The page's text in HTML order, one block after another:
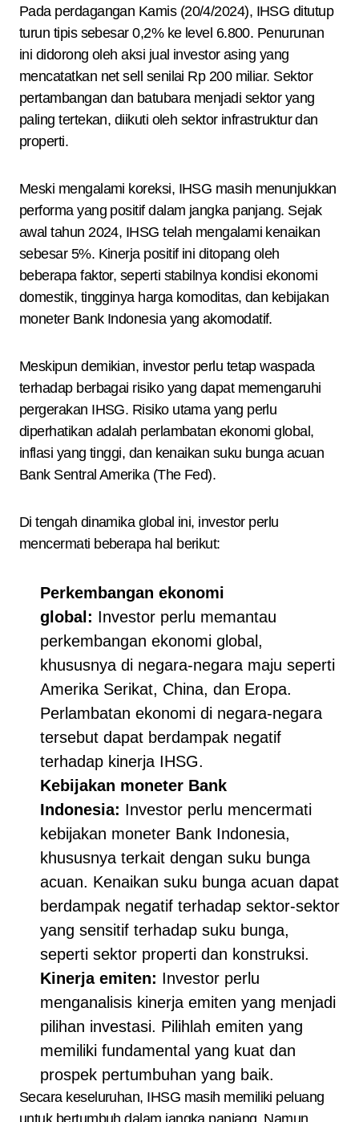
Pada perdagangan Kamis (20/4/2024), IHSG ditutup
turun tipis sebesar 0,2% ke level 6.800. Penurunan
ini didorong oleh aksi jual investor asing yang
mencatatkan net sell senilai Rp 200 miliar. Sektor
pertambangan dan batubara menjadi sektor yang
paling tertekan, diikuti oleh sektor infrastruktur dan
properti.
Meski mengalami koreksi, IHSG masih menunjukkan
performa yang positif dalam jangka panjang. Sejak
awal tahun 2024, IHSG telah mengalami kenaikan
sebesar 5%. Kinerja positif ini ditopang oleh
beberapa faktor, seperti stabilnya kondisi ekonomi
domestik, tingginya harga komoditas, dan kebijakan
moneter Bank Indonesia yang akomodatif.
Meskipun demikian, investor perlu tetap waspada
terhadap berbagai risiko yang dapat memengaruhi
pergerakan IHSG. Risiko utama yang perlu
diperhatikan adalah perlambatan ekonomi global,
inflasi yang tinggi, dan kenaikan suku bunga acuan
Bank Sentral Amerika (The Fed).
Di tengah dinamika global ini, investor perlu
mencermati beberapa hal berikut:
Perkembangan ekonomi
global: Investor perlu memantau
perkembangan ekonomi global,
khususnya di negara-negara maju seperti
Amerika Serikat, China, dan Eropa.
Perlambatan ekonomi di negara-negara
tersebut dapat berdampak negatif
terhadap kinerja IHSG.
Kebijakan moneter Bank
Indonesia: Investor perlu mencermati
kebijakan moneter Bank Indonesia,
khususnya terkait dengan suku bunga
acuan. Kenaikan suku bunga acuan dapat
berdampak negatif terhadap sektor-sektor
yang sensitif terhadap suku bunga,
seperti sektor properti dan konstruksi.
Kinerja emiten: Investor perlu
menganalisis kinerja emiten yang menjadi
pilihan investasi. Pilihlah emiten yang
memiliki fundamental yang kuat dan
prospek pertumbuhan yang baik.
Secara keseluruhan, IHSG masih memiliki peluang
untuk bertumbuh dalam jangka panjang. Namun,